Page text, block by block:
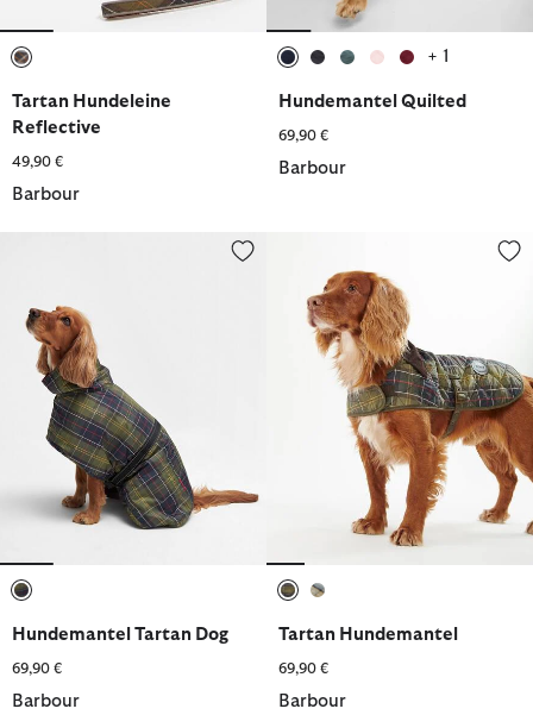
Tartan Hundeleine
Reflective
49,90 €
Barbour
+ 1
Hundemantel Quilted
69,90 €
Barbour
Hundemantel Tartan Dog
69,90 €
Barbour
Tartan Hundemantel
69,90 €
Barbour